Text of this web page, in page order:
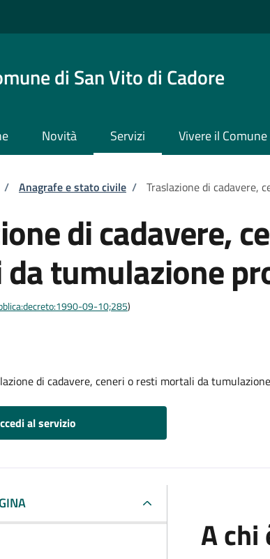
di San Vito di Cadore
Novità Servizi Vivere il Comune
di pane
/ Anagrafe e stato civile / Traslazione di cadavere,
di cadavere,
tumulazione
09-10;285)
di cadavere, ceneri o resti mortali da
al servizio
A